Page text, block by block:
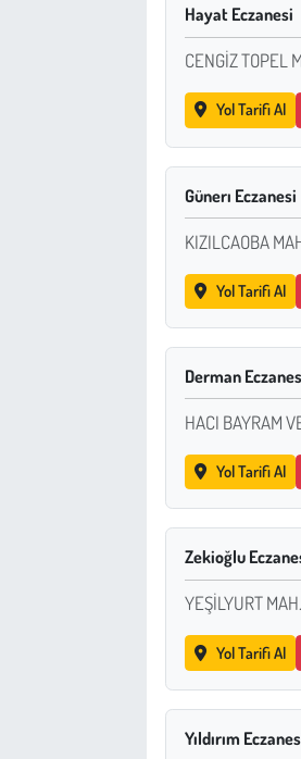
Hayat Eczanesi
CENGİZ TOPEL
Yol Tarifi Al
Günerı Eczanesi
KIZILCAOBA
Yol Tarifi Al
Derman
HACI BAYRAM
Yol Tarifi Al
Zekioğlu
YEŞİLYURT
Yol Tarifi Al
Yıldırım